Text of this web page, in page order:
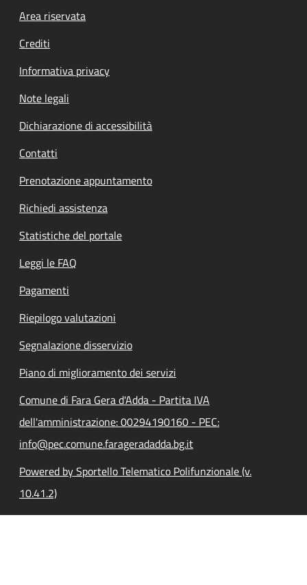
Footer menu
Area riservata
Crediti
Informativa privacy
Note legali
Dichiarazione di accessibilità
Contatti
Prenotazione appuntamento
Richiedi assistenza
Statistiche del portale
Leggi le FAQ
Pagamenti
Riepilogo valutazioni
Segnalazione disservizio
Piano di miglioramento dei servizi
Comune di Fara Gera d'Adda - Partita IVA
dell'amministrazione: 00294190160 - PEC:
info@pec.comune.farageradadda.bg.it
Powered by Sportello Telematico Polifunzionale (v.
10.41.2)